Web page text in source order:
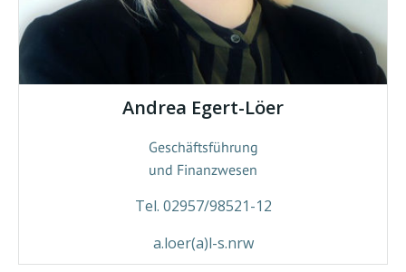
Andrea Egert-Löer
Geschäftsführung
und Finanzwesen
Tel. 02957/98521-12
a.loer(a)l-s.nrw